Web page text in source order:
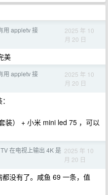
用 appletv 接
2025 年 10
月 20 日
美
用 appletv 接
2025 年 10
月 20 日
装） + 小米 mini led 75 ，可以
在电视上输出 4K 是 2025 年 10
月 20 日
没有了。咸鱼 69 一条，值